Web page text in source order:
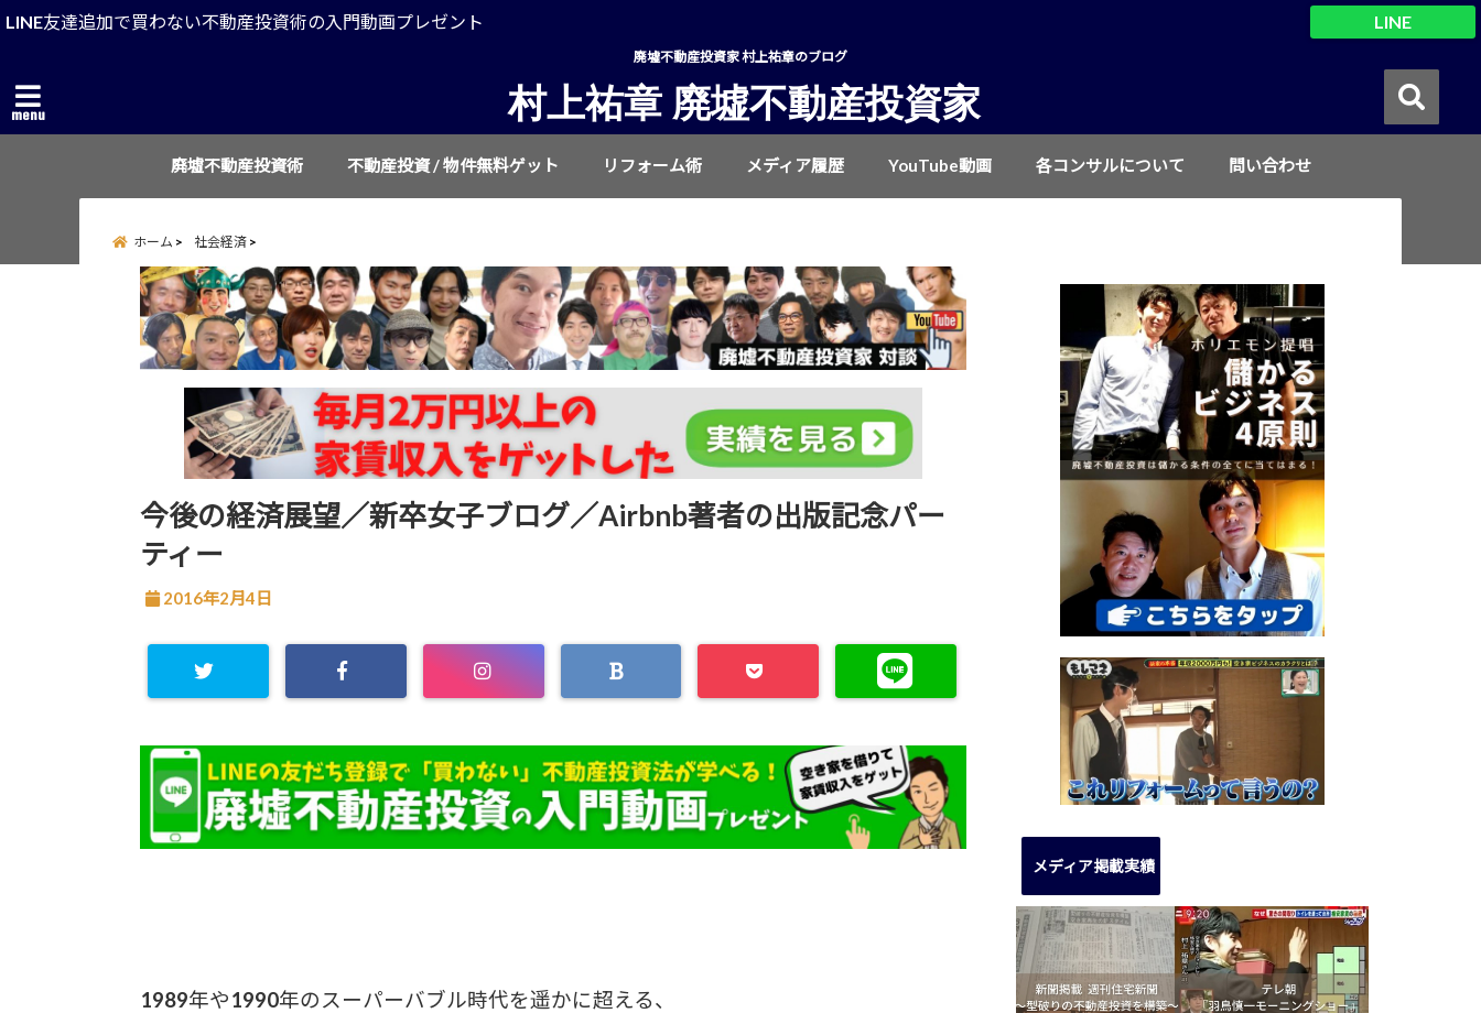
LINE友達追加で買わない不動産投資術の入門動画プレゼント LINE
廃墟不動産投資家 村上祐章のブログ
menu 村上祐章 廃墟不動産投資家
廃墟不動産投資術 不動産投資 / 物件無料ゲット リフォーム術 メディア履歴 YouTube動画 各コンサルについて 問い合わせ
ホーム 社会経済
今後の経済展望／新卒女子ブログ／Airbnb著者の出版記念パー
ティー
2016年2月4日
1989年や1990年のスーパーバブル時代を遥かに超える、
メディア掲載実績